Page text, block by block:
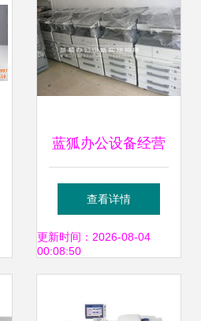
德
蓝狐办公设备经营
部 二手柯美BH系
列复印机，成色如
查看详情
更新时间：2026-08-04
00:08:50